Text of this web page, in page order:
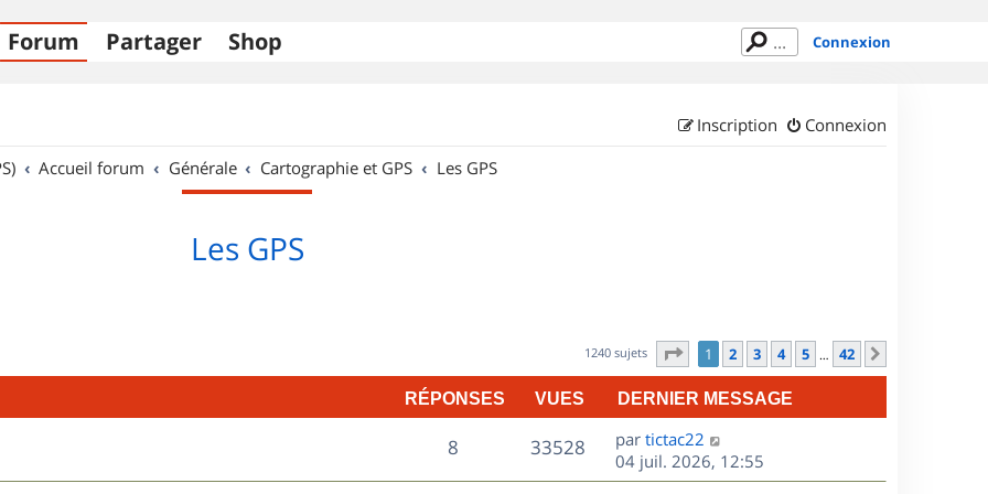
Forum Partager Shop Connexion
Connexion
Inscription
Accueil forum Générale Cartographie et GPS Les GPS
Les GPS
1240 sujets Page sur42
1 2 3 4 5 … 42
RÉPONSES VUES DERNIER MESSAGE
8R
é
33528V
u
D
e
r
par tictac22
04 juil. 2026, 12:55